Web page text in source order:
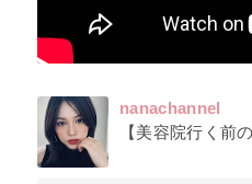
nanachannel
【美容院行く前